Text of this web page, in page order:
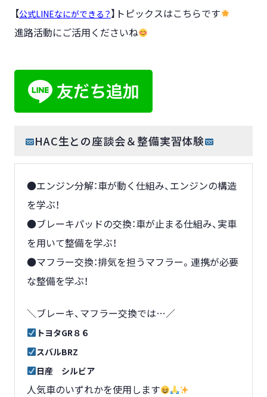
【公式LINEなにができる？】トピックスはこちらです
進路活動にご活用くださいね
HAC生との座談会＆整備実習体験
●エンジン分解：車が動く仕組み、エンジンの構造
を学ぶ！
●ブレーキパッドの交換：車が止まる仕組み、実車
を用いて整備を学ぶ！
●マフラー交換：排気を担うマフラー。連携が必要
な整備を学ぶ！
＼ブレーキ、マフラー交換では…／
トヨタGR８６
スバルBRZ
日産 シルビア
人気車のいずれかを使用します